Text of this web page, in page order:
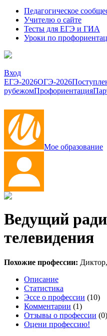
Педагогическое
Учителю о сайте
Тесты для ЕГЭ и ГИА
Уроки по
Вход
ЕГЭ-2026ОГЭ-2026
рубежомПрофориентация
Мое образование
Ведущий
телевидения
Похожие профессии:
Описание
Статистика
Эссе о профессии (10)
Комментарии (1)
Отзывы о профессии (0)
Оцени профессию!